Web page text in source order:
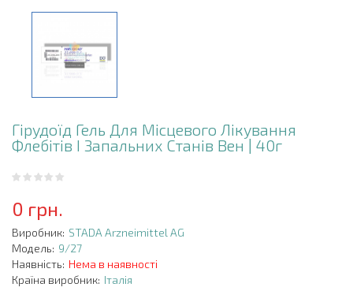
Гірудоїд Гель Для Місцевого Лікування
Флебітів І Запальних Станів Вен | 40г
0 грн.
Виробник: STADA Arzneimittel AG
Модель: 9/27
Наявність: Нема в наявності
Країна виробник: Італія